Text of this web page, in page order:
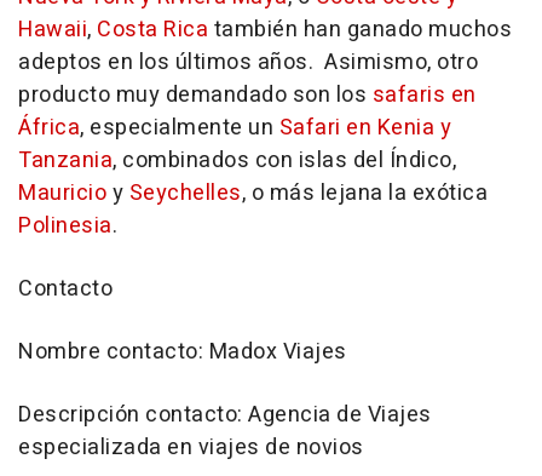
Hawaii, Costa Rica también han ganado muchos
adeptos en los últimos años. Asimismo, otro
producto muy demandado son los safaris en
África, especialmente un Safari en Kenia y
Tanzania, combinados con islas del Índico,
Mauricioy Seychelles, o más lejana la exótica
Polinesia.
Contacto
Nombre contacto: Madox Viajes
Descripción contacto: Agencia de Viajes
especializada en viajes de novios